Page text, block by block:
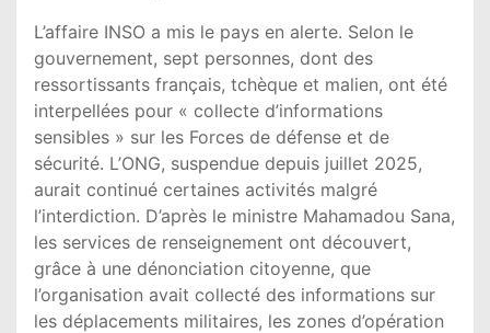
L’affaire INSO a mis le pays en alerte. Selon le
gouvernement, sept personnes, dont des
ressortissants français, tchèque et malien, ont été
interpellées pour « collecte d’informations
sensibles » sur les Forces de défense et de
sécurité. L’ONG, suspendue depuis juillet 2025,
aurait continué certaines activités malgré
l’interdiction. D’après le ministre Mahamadou Sana,
les services de renseignement ont découvert,
grâce à une dénonciation citoyenne, que
l’organisation avait collecté des informations sur
les déplacements militaires, les zones d’opération